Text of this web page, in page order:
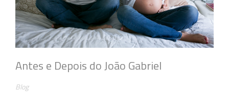
Antes e Depois do João Gabriel
Blog